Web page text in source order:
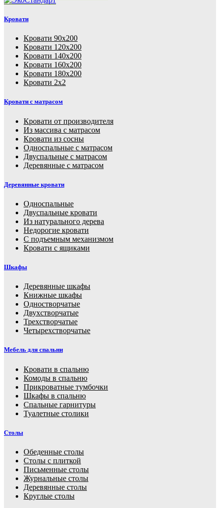
Кровати
Кровати 90х200
Кровати 120х200
Кровати 140х200
Кровати 160х200
Кровати 180х200
Кровати 2х2
Кровати с матрасом
Кровати от производителя
Из массива с матрасом
Кровати из сосны
Односпальные с матрасом
Двуспальные с матрасом
Деревянные с матрасом
Деревянные кровати
Односпальные
Двуспальные кровати
Из натурального дерева
Недорогие кровати
С подъемным механизмом
Кровати с ящиками
Шкафы
Деревянные шкафы
Книжные шкафы
Одностворчатые
Двухстворчатые
Трехстворчатые
Четырехстворчатые
Мебель для спальни
Кровати в спальню
Комоды в спальню
Прикроватные тумбочки
Шкафы в спальню
Спальные гарнитуры
Туалетные столики
Столы
Обеденные столы
Столы с плиткой
Письменные столы
Журнальные столы
Деревянные столы
Круглые столы